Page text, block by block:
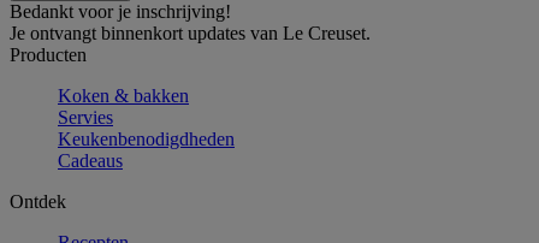
Bedankt voor je inschrijving!
Je ontvangt binnenkort updates van Le Creuset.
Producten
Koken & bakken
Servies
Keukenbenodigdheden
Cadeaus
Ontdek